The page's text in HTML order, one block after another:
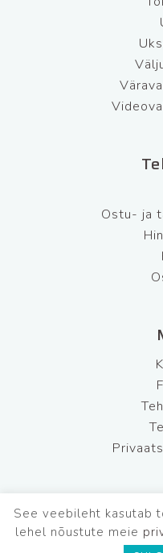
Ostu- ja
BFL Security OÜ
Mob: +372 565
See veebileht kasutab
lehel nõustute meie